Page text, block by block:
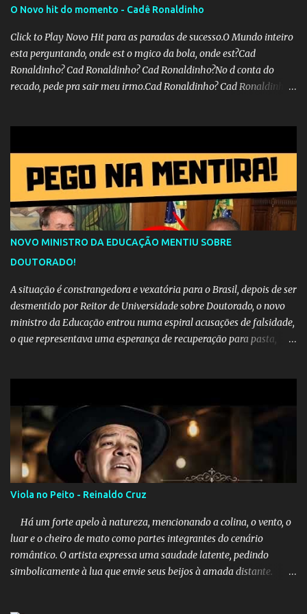
O Novo hit do momento - Cadê Ronaldinho
Click to Play Novo Hit para as paradas de sucesso.O Mundo inteiro
esta perguntando, onde est o mgico da bola, onde est?Cad
Ronaldinho? Cad Ronaldinho? Cad Ronaldinho?No d conta do
recado, pede pra sair meu irmo.Cad Ronaldinho? Cad Ronaldinho?
NOVO MINISTRO DA EDUCAÇÃO MENTIU SOBRE
DOUTORADO!
A situação é constrangedora e vexatória para o Brasil, depois de ser
desmentido por Reitor de Universidade sobre Doutorado, o novo
ministro da Educação entrou numa espiral acusações de falsidade,
o que representava uma esperança de recuperação para pasta,
meio vai ter o seu terceiro ministro no comando, depois da
insensatez de Vélez e as loucuras ideológicas de Weintraub, parecia
que a ala influenciada por Olavo de Carvalho tinha perdido força
na gestão... Mas as mentiras de Carlos Alberto Decotelli podem
trazer mais problemas do que soluções a Educação brasileira,
afinal de contas como acreditar em algo proposto pelo novo
pessoais em uma pasta de tamanha envergadura e influência na
vida dos brasileiros. Evelin Azevedo escreveu brilhantemen...
Viola no Peito - Reinaldo Cruz
Há um forte apelo à natureza, mencionando a colina, o vento, o
luar e o cheiro de mato como partes integrantes do cenário
romântico. O artista expressa uma saudade latente, pedindo
simbolicamente à lua que envie seus beijos à amada distante. A